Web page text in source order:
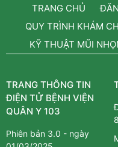
TRANG CHỦ
QUY TRÌNH KHÁM
KỸ THUẬT MŨI
TRANG THÔNG TIN
ĐIỆN TỬ BỆNH VIỆN
QUÂN Y 103
Phiên bản 3.0 - ngày